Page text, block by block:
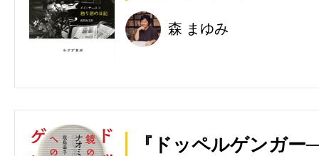
森 まゆみ
『ドッペルゲンガ